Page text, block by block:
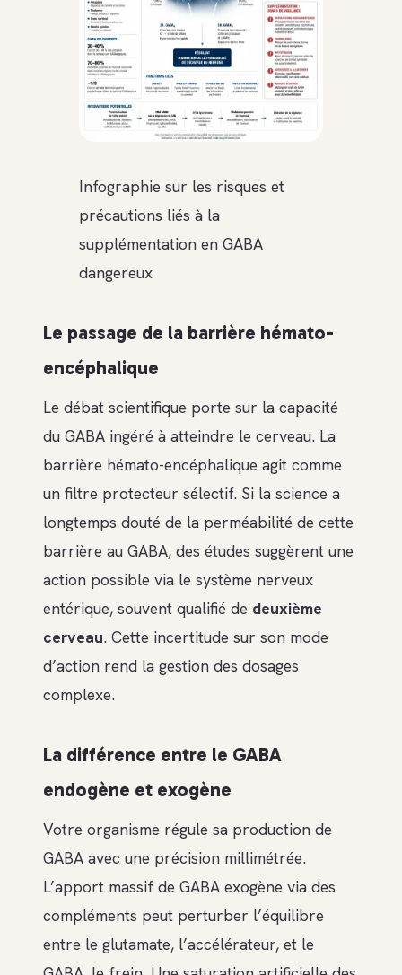
Infographie sur les risques et
précautions liés à la
supplémentation en GABA
dangereux
Le passage de la barrière hémato-
encéphalique
Le débat scientifique porte sur la capacité
du GABA ingéré à atteindre le cerveau. La
barrière hémato-encéphalique agit comme
un filtre protecteur sélectif. Si la science a
longtemps douté de la perméabilité de cette
barrière au GABA, des études suggèrent une
action possible via le système nerveux
entérique, souvent qualifié de deuxième
cerveau. Cette incertitude sur son mode
d’action rend la gestion des dosages
complexe.
La différence entre le GABA
endogène et exogène
Votre organisme régule sa production de
GABA avec une précision millimétrée.
L’apport massif de GABA exogène via des
compléments peut perturber l’équilibre
entre le glutamate, l’accélérateur, et le